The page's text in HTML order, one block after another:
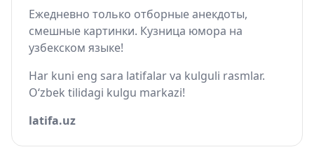
Ежедневно только отборные анекдоты,
смешные картинки. Кузница юмора на
узбекском языке!
Har kuni eng sara latifalar va kulguli rasmlar.
O‘zbek tilidagi kulgu markazi!
latifa.uz